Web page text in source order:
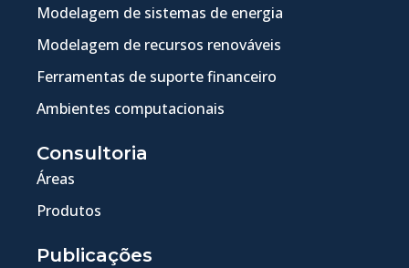
Modelagem de sistemas de energia
Modelagem de recursos renováveis
Ferramentas de suporte financeiro
Ambientes computacionais
Consultoria
Áreas
Produtos
Publicações